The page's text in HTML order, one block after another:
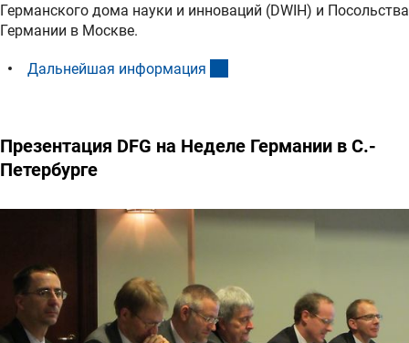
Германского дома науки и инноваций (DWIH) и Посольства
Германии в Москве.
Дальнейшая информация
Презентация DFG на Неделе Германии в С.-
Петербурге